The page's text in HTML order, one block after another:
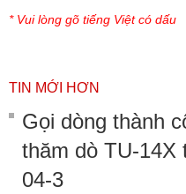
* Vui lòng gõ tiếng Việt có dấu
TIN MỚI HƠN
Gọi dòng thành
thăm dò TU-14X
04-3